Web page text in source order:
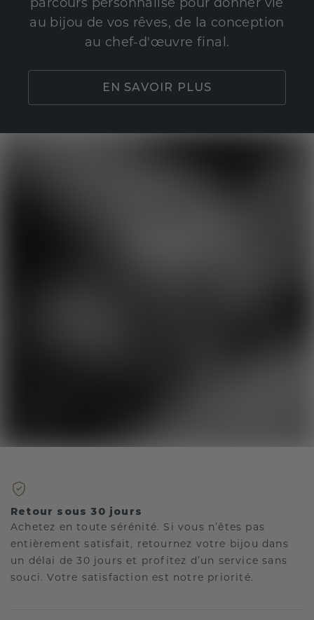
parcours personnalisé pour donner vie
au bijou de vos rêves, de la conception
au chef-d'œuvre final.
EN SAVOIR PLUS
Retour sous 30 jours
Achetez en toute sérénité. Si vous n’êtes pas
entièrement satisfait, retournez votre bijou dans
un délai de 30 jours et profitez d’un service sans
souci. Votre satisfaction est notre priorité.